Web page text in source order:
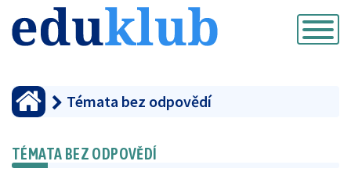
Přepnout
navigaci
Témata bez odpovědí
TÉMATA BEZ ODPOVĚDÍ